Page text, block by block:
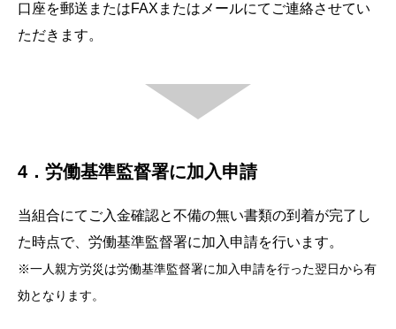
口座を郵送またはFAXまたはメールにてご連絡させてい
ただきます。
4．労働基準監督署に加入申請
当組合にてご入金確認と不備の無い書類の到着が完了し
た時点で、労働基準監督署に加入申請を行います。
※一人親方労災は労働基準監督署に加入申請を行った翌日から有
効となります。